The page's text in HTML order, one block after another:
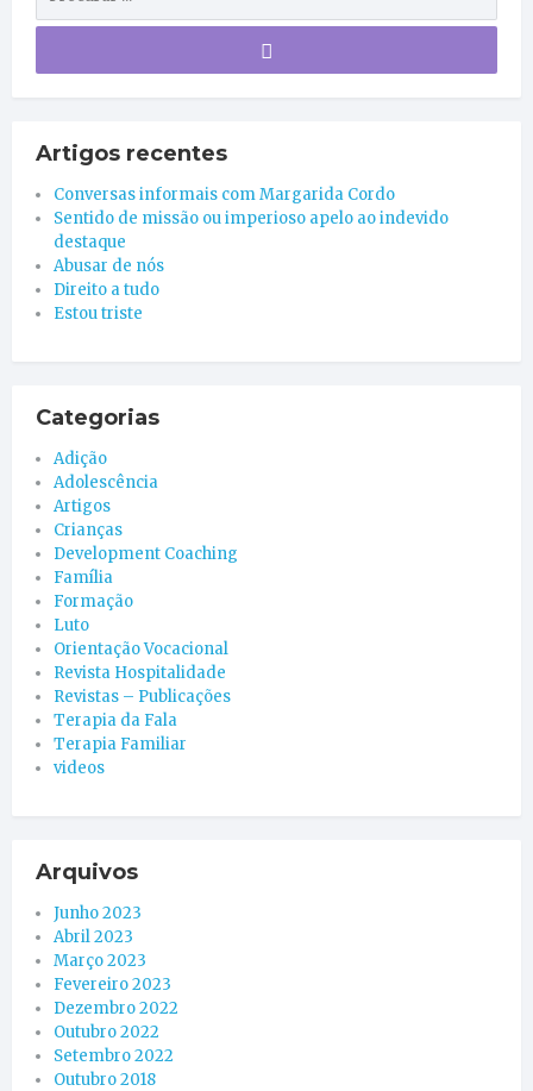
Artigos recentes
Conversas informais com Margarida Cordo
Sentido de missão ou imperioso apelo ao indevido
destaque
Abusar de nós
Direito a tudo
Estou triste
Categorias
Adição
Adolescência
Artigos
Crianças
Development Coaching
Família
Formação
Luto
Orientação Vocacional
Revista Hospitalidade
Revistas – Publicações
Terapia da Fala
Terapia Familiar
videos
Arquivos
Junho 2023
Abril 2023
Março 2023
Fevereiro 2023
Dezembro 2022
Outubro 2022
Setembro 2022
Outubro 2018